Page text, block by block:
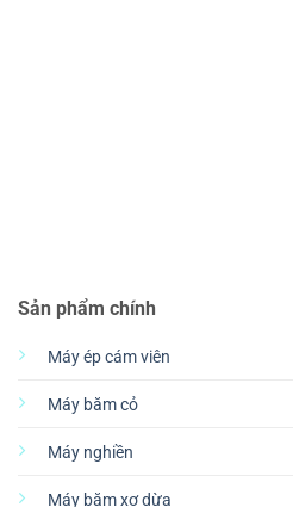
Sản phẩm chính
Máy ép cám viên
Máy băm cỏ
Máy nghiền
Máy băm xơ dừa